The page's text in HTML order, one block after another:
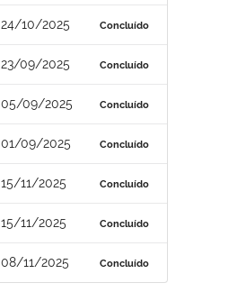
24/10/2025 Concluído
23/09/2025 Concluído
05/09/2025 Concluído
01/09/2025 Concluído
15/11/2025 Concluído
15/11/2025 Concluído
08/11/2025 Concluído